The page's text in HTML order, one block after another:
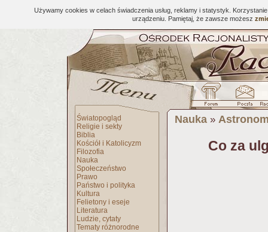
Używamy cookies w celach świadczenia usług, reklamy i statystyk.
urządzeniu. Pamiętaj, że zawsze możesz
Światopogląd
Religie i sekty
Biblia
Kościół i Katolicyzm
Filozofia
Nauka
Społeczeństwo
Prawo
Państwo i polityka
Kultura
Felietony i eseje
Literatura
Ludzie, cytaty
Tematy różnorodne
Nauka »
Co za